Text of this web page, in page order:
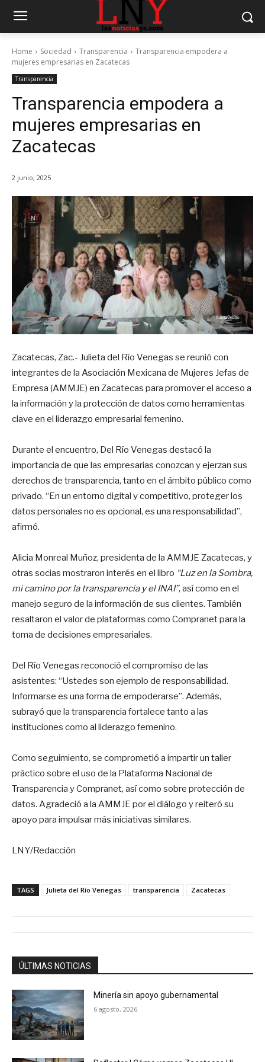
Home Sociedad Transparencia
Transparencia empodera a
mujeres empresarias en Zacatecas
Transparencia
Transparencia empodera a
mujeres empresarias en
Zacatecas
2 junio, 2025
Zacatecas, Zac.- Julieta del Río Venegas se reunió con
integrantes de la Asociación Mexicana de Mujeres Jefas de
Empresa (AMMJE) en Zacatecas para promover el acceso a
la información y la protección de datos como herramientas
clave en el liderazgo empresarial femenino.
Durante el encuentro, Del Río Venegas destacó la
importancia de que las empresarias conozcan y ejerzan sus
derechos de transparencia, tanto en el ámbito público como
privado. “En un entorno digital y competitivo, proteger los
datos personales no es opcional, es una responsabilidad”,
afirmó.
Alicia Monreal Muñoz, presidenta de la AMMJE Zacatecas, y
otras socias mostraron interés en el libro “Luz en la Sombra,
mi camino por la transparencia y el INAI”, así como en el
manejo seguro de la información de sus clientes. También
resaltaron el valor de plataformas como Compranet para la
toma de decisiones empresariales.
Del Río Venegas reconoció el compromiso de las
asistentes: “Ustedes son ejemplo de responsabilidad.
Informarse es una forma de empoderarse”. Además,
subrayó que la transparencia fortalece tanto a las
instituciones como al liderazgo femenino.
Como seguimiento, se comprometió a impartir un taller
práctico sobre el uso de la Plataforma Nacional de
Transparencia y Compranet, así como sobre protección de
datos. Agradeció a la AMMJE por el diálogo y reiteró su
apoyo para impulsar más iniciativas similares.
LNY/Redacción
TAGS Julieta del Río Venegas transparencia Zacatecas
ÚLTIMAS NOTICIAS
Minería sin apoyo gubernamental
6 agosto, 2026